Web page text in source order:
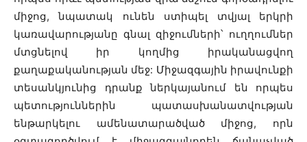
միջոց, նպատակ ունեն ստիպել տվյալ երկրի
կառավարությանը գնալ զիջումների՝ ուղղումներ
մտցնելով իր կողմից իրականացվող
քաղաքականության մեջ: Միջազգային իրավունքի
տեսանկյունից դրանք ներկայանում են որպես
պետություններին պատասխանատվության
ենթարկելու ամենատարածված միջոց, որն